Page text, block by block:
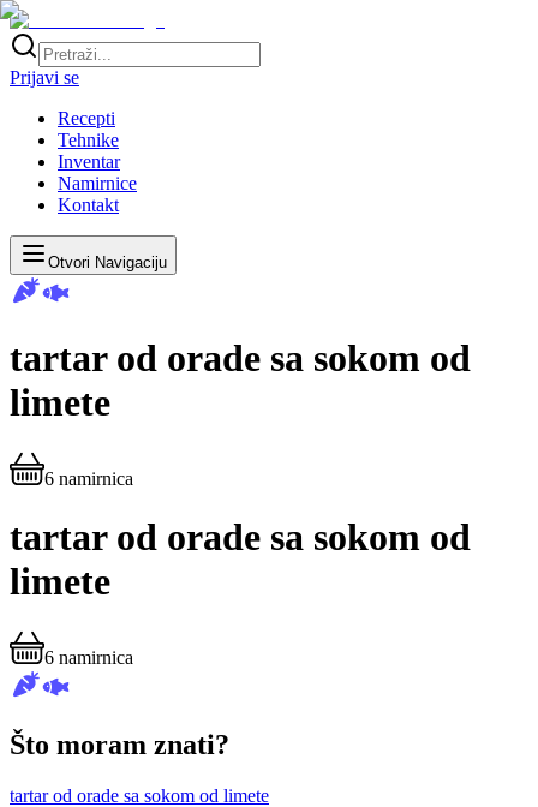
Prijavi se
Recepti
Tehnike
Inventar
Namirnice
Kontakt
Otvori Navigaciju
tartar od orade sa sokom od
limete
6 namirnica
tartar od orade sa sokom od
limete
6 namirnica
Što moram znati?
tartar od orade sa sokom od limete